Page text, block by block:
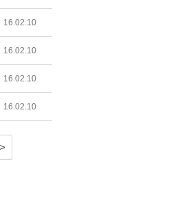
16.02.10
16.02.10
16.02.10
16.02.10